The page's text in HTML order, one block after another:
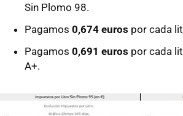
Sin Plomo 98.
Pagamos 0,674 euros por cada
Pagamos 0,691 euros por cada
A+.